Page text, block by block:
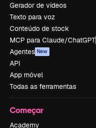
Gerador de vídeos
Texto para voz
Conteúdo de stock
MCP para Claude/ChatGPT
Agentes New
API
App móvel
Todas as ferramentas
Começar
Academy